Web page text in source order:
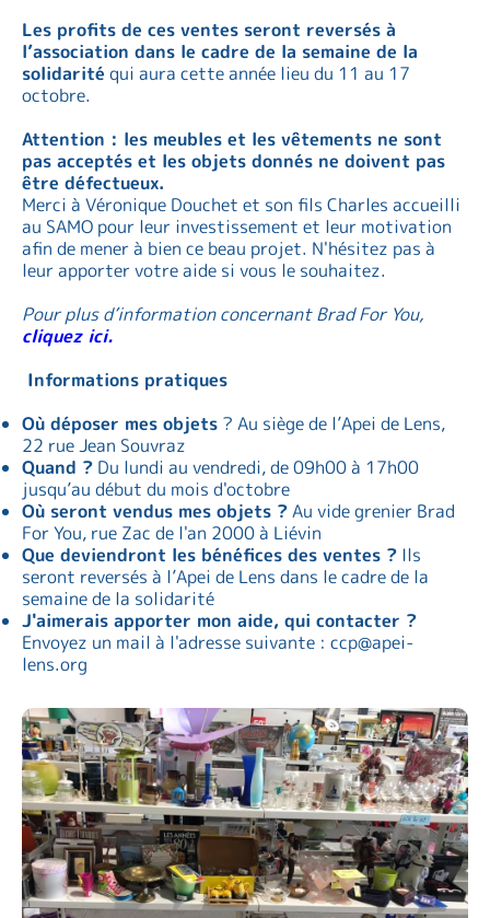
Les profits de ces ventes seront reversés à
l’association dans le cadre de la semaine de la
solidarité qui aura cette année lieu du 11 au 17
octobre.
Attention : les meubles et les vêtements ne sont
pas acceptés et les objets donnés ne doivent pas
être défectueux.
Merci à Véronique Douchet et son fils Charles accueilli
au SAMO pour leur investissement et leur motivation
afin de mener à bien ce beau projet. N'hésitez pas à
leur apporter votre aide si vous le souhaitez.
Pour plus d’information concernant Brad For You,
cliquez ici.
Informations pratiques
Où déposer mes objets ? Au siège de l’Apei de Lens,
22 rue Jean Souvraz
Quand ? Du lundi au vendredi, de 09h00 à 17h00
jusqu’au début du mois d'octobre
Où seront vendus mes objets ?Au vide grenier Brad
For You, rue Zac de l'an 2000 à Liévin
Que deviendront les bénéfices des ventes ? Ils
seront reversés à l’Apei de Lens dans le cadre de la
semaine de la solidarité
J'aimerais apporter mon aide, qui contacter ?
Envoyez un mail à l'adresse suivante : ccp@apei-
lens.org